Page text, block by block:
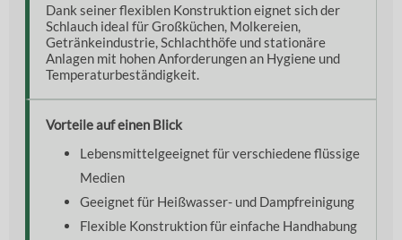
Dank seiner flexiblen Konstruktion eignet sich der
Schlauch ideal für Großküchen, Molkereien,
Getränkeindustrie, Schlachthöfe und stationäre
Anlagen mit hohen Anforderungen an Hygiene und
Temperaturbeständigkeit.
Vorteile auf einen Blick
Lebensmittelgeeignet für verschiedene flüssige
Medien
Geeignet für Heißwasser- und Dampfreinigung
Flexible Konstruktion für einfache Handhabung